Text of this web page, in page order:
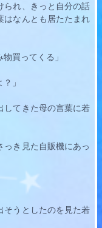
られ、きっと自分の話
はなんとも居たたまれ
買ってくる」
」
してきた母の言葉に若
き見た自販機にあっ
そうとしたのを見た若